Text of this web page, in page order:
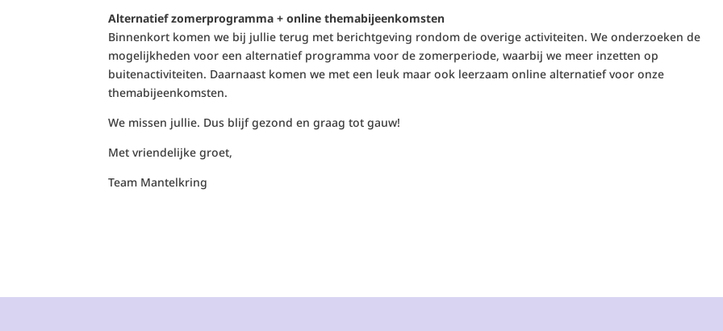
Alternatief zomerprogramma + online themabijeenkomsten
Binnenkort komen we bij jullie terug met berichtgeving rondom de overige activiteiten. We onderzoeken de
mogelijkheden voor een alternatief programma voor de zomerperiode, waarbij we meer inzetten op
buitenactiviteiten. Daarnaast komen we met een leuk maar ook leerzaam online alternatief voor onze
themabijeenkomsten.
We missen jullie. Dus blijf gezond en graag tot gauw!
Met vriendelijke groet,
Team Mantelkring